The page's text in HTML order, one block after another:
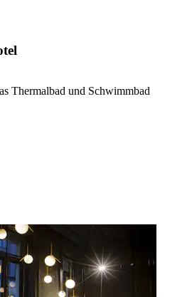
Thermalbad und Schwimmbad